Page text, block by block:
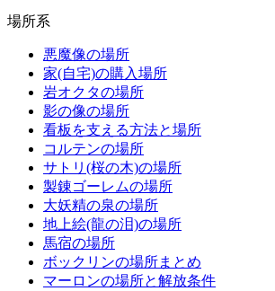
場所系
悪魔像の場所
家(自宅)の購入場所
岩オクタの場所
影の像の場所
看板を支える方法と場所
コルテンの場所
サトリ(桜の木)の場所
製錬ゴーレムの場所
大妖精の泉の場所
地上絵(龍の泪)の場所
馬宿の場所
ボックリンの場所まとめ
マーロンの場所と解放条件